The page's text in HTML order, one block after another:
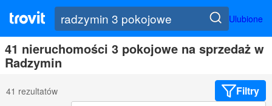
Ulubione
41 nieruchomości 3 pokojowe na sprzedaż w
Radzymin
41 rezultatów Filtry